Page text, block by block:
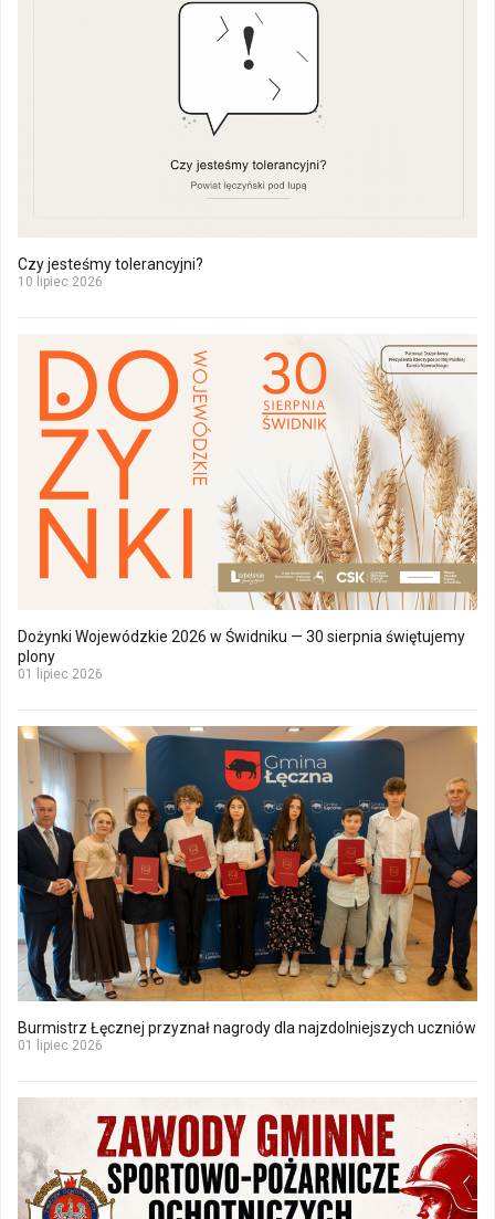
Czy jesteśmy tolerancyjni?
10 lipiec 2026
Dożynki Wojewódzkie 2026 w Świdniku — 30 sierpnia świętujemy
plony
01 lipiec 2026
Burmistrz Łęcznej przyznał nagrody dla najzdolniejszych uczniów
01 lipiec 2026